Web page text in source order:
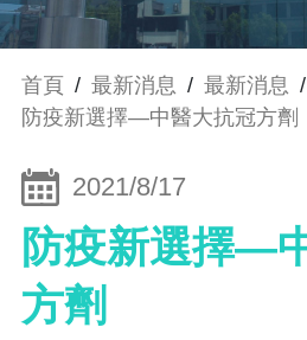
首頁 / 最新消息 / 最新消息 /
防疫新選擇—中醫大抗冠方劑
2021/8/17
防疫新選擇—
方劑